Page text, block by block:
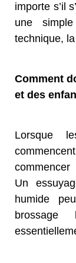
importe s’il
une
technique,
Comment
et des
Lorsque
Un
humide